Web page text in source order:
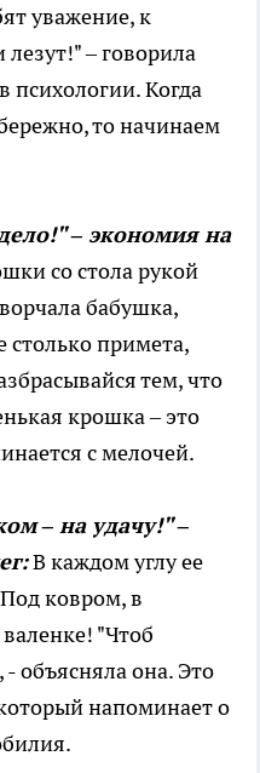
уважение, к
– говорила
психологии. Когда
то начинаем
– экономия на
со стола рукой
бабушка,
столько примета,
тем, что
крошка – это
с мелочей.
– на удачу!" –
В каждом углу ее
ковром, в
"Чтоб
- объясняла она. Это
напоминает о